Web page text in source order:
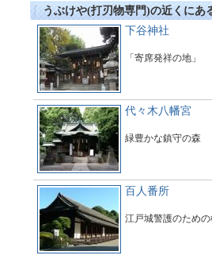
うぶけや(打刃物専門)の近くにあ
下谷神社
「寄席発祥の地」
代々木八幡宮
緑豊かな鎮守の森
百人番所
江戸城警護のため